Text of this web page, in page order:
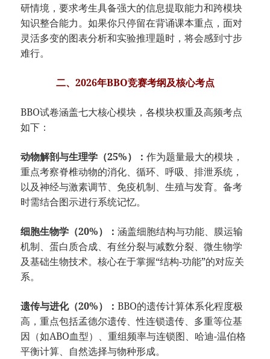
研情境，要求考生具备强大的信息提取能力和跨模块
知识整合能力。如果你只停留在背诵课本重点，面对
灵活多变的图表分析和实验推理题时，将会感到寸步
难行。
二、2026年BBO竞赛考纲及核心考点
BBO试卷涵盖七大核心模块，各模块权重及高频考点
如下：
动物解剖与生理学（25%）：作为题量最大的模块，
重点考察脊椎动物的消化、循环、呼吸、排泄系统，
以及神经与激素调节、免疫机制、生殖与发育。备考
时需结合图示进行系统记忆。
细胞生物学（20%）：涵盖细胞结构与功能、膜运输
机制、蛋白质合成、有丝分裂与减数分裂、微生物学
及基础生物技术。核心在于掌握“结构-功能”的对应关
系。
遗传与进化（20%）：BBO的遗传计算体系化程度极
高，重点包括孟德尔遗传、性连锁遗传、多重等位基
因（如ABO血型）、重组频率与连锁图、哈迪-温伯格
平衡计算、自然选择与物种形成。